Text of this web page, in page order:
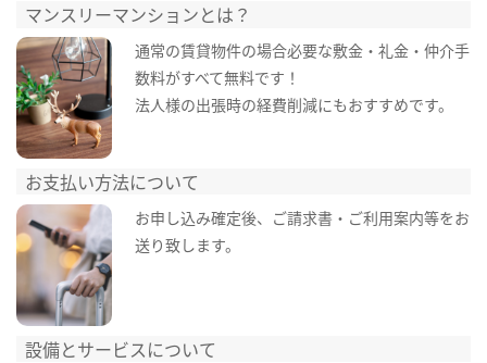
マンスリーマンションとは？
通常の賃貸物件の場合必要な敷金・礼金・仲介手
数料がすべて無料です！
法人様の出張時の経費削減にもおすすめです。
お支払い方法について
お申し込み確定後、ご請求書・ご利用案内等をお
送り致します。
設備とサービスについて